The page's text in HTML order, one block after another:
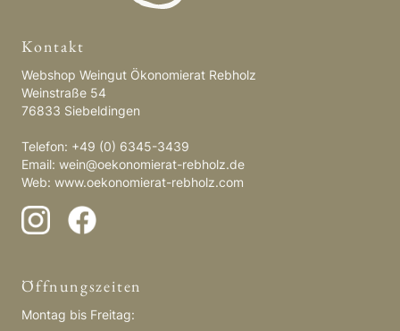
Kontakt
Webshop Weingut Ökonomierat Rebholz
Weinstraße 54
76833 Siebeldingen
Telefon: +49 (0) 6345-3439
Email: wein@oekonomierat-rebholz.de
Web: www.oekonomierat-rebholz.com
Öffnungszeiten
Montag bis Freitag: